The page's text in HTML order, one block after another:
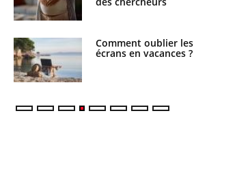
Comment oublier les
écrans en vacances ?